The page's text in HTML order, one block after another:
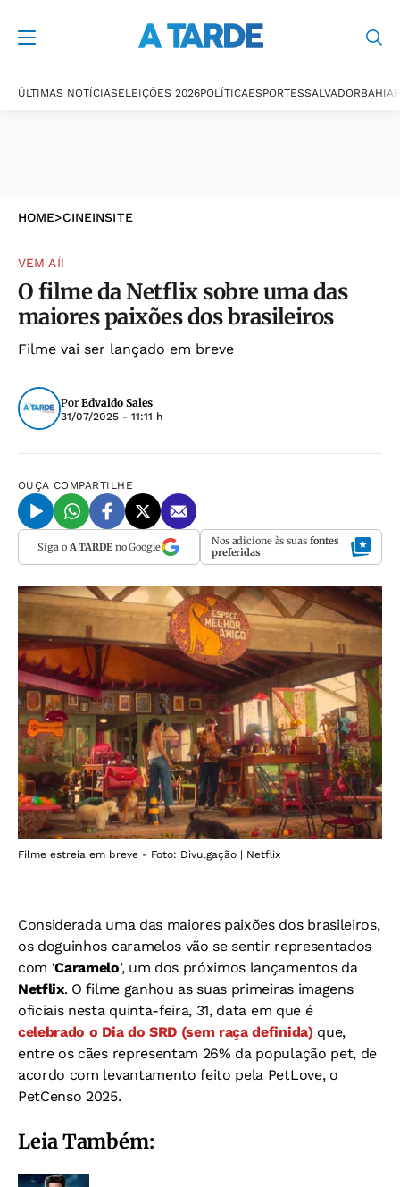
ÚLTIMAS NOTÍCIASELEIÇÕES 2026POLÍTICAESPORTESSALVADORBAHIA
HOME>CINEINSITE
VEM AÍ!
O filme da Netflix sobre uma das
maiores paixões dos brasileiros
Filme vai ser lançado em breve
Por Edvaldo Sales
31/07/2025 - 11:11 h
OUÇA COMPARTILHE
Siga o A TARDEno Google Nos adicione às suas fontes
preferidas
Filme estreia em breve - Foto: Divulgação | Netflix
Considerada uma das maiores paixões dos brasileiros,
os doguinhos caramelos vão se sentir representados
com ‘Caramelo’, um dos próximos lançamentos da
Netflix. O filme ganhou as suas primeiras imagens
oficiais nesta quinta-feira, 31, data em que é
celebrado o Dia do SRD (sem raça definida)que,
entre os cães representam 26% da população pet, de
acordo com levantamento feito pela PetLove, o
PetCenso 2025.
Leia Também: